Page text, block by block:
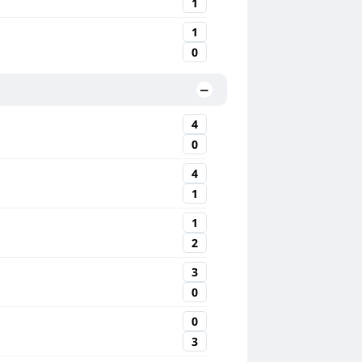
1
0
4
0
4
1
1
2
3
0
0
3